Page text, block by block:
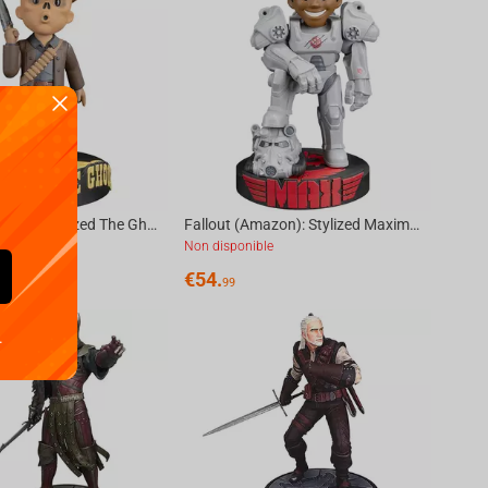
Fallout (Amazon): Stylized The Ghoul 8" Vinyl Figure Fallout (Amazon): Stylized Maximus 8" Vinyl Figure
Non disponible
€54.99